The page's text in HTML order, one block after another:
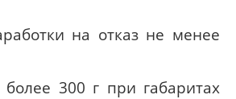
на отказ не менее
300 г при габаритах